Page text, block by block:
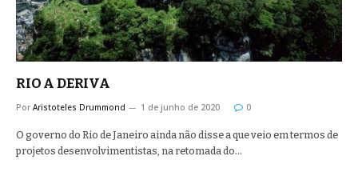
RIO A DERIVA
Por Aristoteles Drummond 1 de junho de 2020 0
O governo do Rio de Janeiro ainda não disse a que veio em termos de
projetos desenvolvimentistas, na retomada do…